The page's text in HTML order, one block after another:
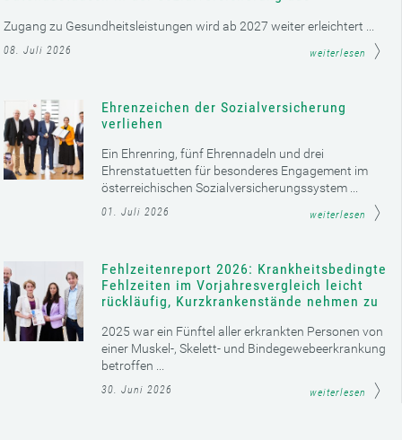
Zugang zu Gesundheitsleistungen wird ab 2027 weiter erleichtert ...
08. Juli 2026 weiterlesen
Ehrenzeichen der Sozialversicherung
verliehen
Ein Ehrenring, fünf Ehrennadeln und drei
Ehrenstatuetten für besonderes Engagement im
österreichischen Sozialversicherungssystem ...
01. Juli 2026 weiterlesen
Fehlzeitenreport 2026: Krankheitsbedingte
Fehlzeiten im Vorjahresvergleich leicht
rückläufig, Kurzkrankenstände nehmen zu
2025 war ein Fünftel aller erkrankten Personen von
einer Muskel-, Skelett- und Bindegewebeerkrankung
betroffen ...
30. Juni 2026 weiterlesen